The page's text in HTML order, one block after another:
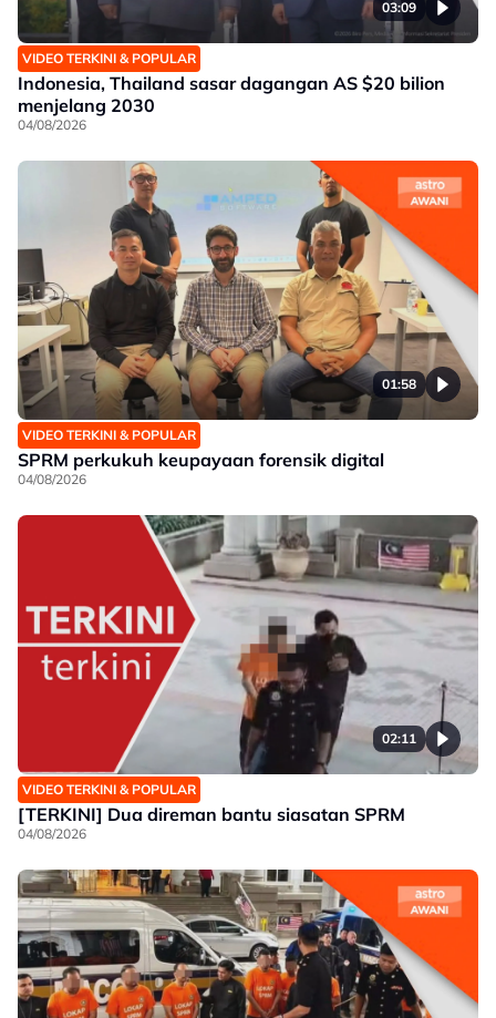
03:09
VIDEO TERKINI & POPULAR
Indonesia, Thailand sasar dagangan AS $20 bilion
menjelang 2030
04/08/2026
01:58
VIDEO TERKINI & POPULAR
SPRM perkukuh keupayaan forensik digital
04/08/2026
02:11
VIDEO TERKINI & POPULAR
[TERKINI] Dua direman bantu siasatan SPRM
04/08/2026